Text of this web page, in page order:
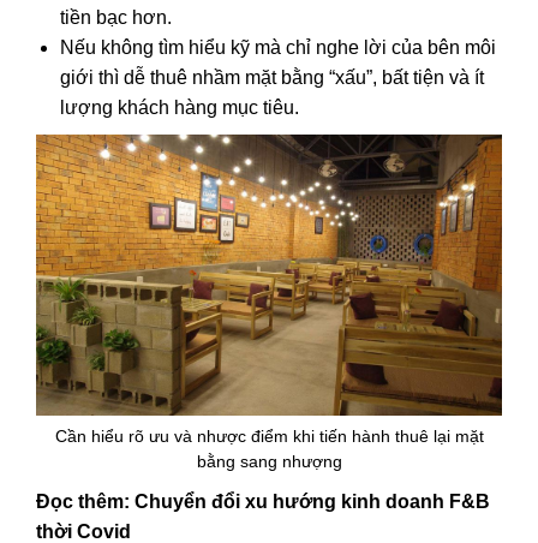
tiền bạc hơn.
Nếu không tìm hiểu kỹ mà chỉ nghe lời của bên môi
giới thì dễ thuê nhầm mặt bằng “xấu”, bất tiện và ít
lượng khách hàng mục tiêu.
Cần hiểu rõ ưu và nhược điểm khi tiến hành thuê lại mặt
bằng sang nhượng
Đọc thêm: Chuyển đổi xu hướng kinh doanh F&B
thời Covid